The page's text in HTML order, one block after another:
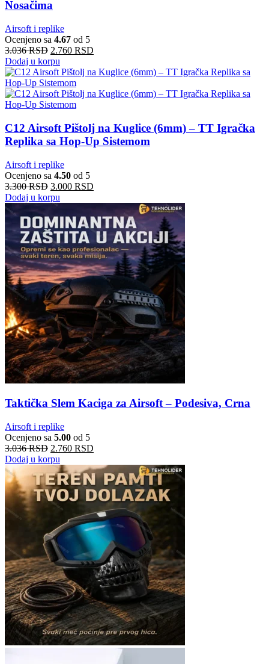
Nosačima
Airsoft i replike
Ocenjeno sa 4.67 od 5
3.036RSD 2.760 RSD
Dodaj u korpu
C12 Airsoft Pištolj na Kuglice (6mm) – TT Igračka
Replika sa Hop-Up Sistemom
Airsoft i replike
Ocenjeno sa 4.50 od 5
3.300RSD 3.000 RSD
Dodaj u korpu
Taktička Slem Kaciga za Airsoft – Podesiva, Crna
Airsoft i replike
Ocenjeno sa 5.00 od 5
3.036RSD 2.760 RSD
Dodaj u korpu